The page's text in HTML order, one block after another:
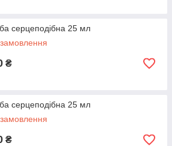
термостійкого скла
тривале нагрівання і високі
серцеподібна 25 мл
₴
серцеподібна 25 мл
₴